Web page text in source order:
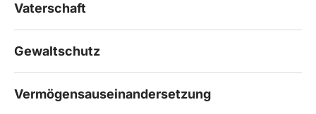
Vaterschaft
Gewaltschutz
Vermögensauseinandersetzung